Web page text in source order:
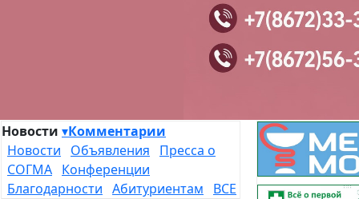
Новости ▾Комментарии
Новости
Объявления
Пресса о
СОГМА Конференции
Благодарности Абитуриентам
ВСЕ